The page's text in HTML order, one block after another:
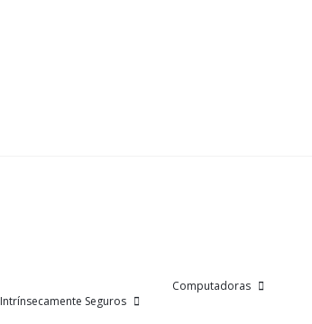
Intrínsecamente Seguros
Computadoras